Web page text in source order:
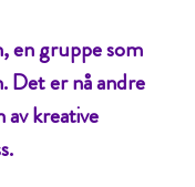
en gruppe som
Det er nå andre
kreative